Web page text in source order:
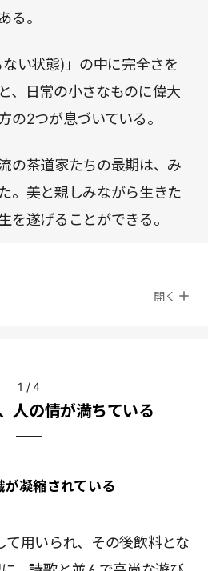
る。
い状態)」の中に完全さを
、日常の小さなものに偉大
の2つが息づいている。
の茶道家たちの最期は、み
。美と親しみながら生きた
を遂げることができる。
開く
1 /4
人の情が満ちている
凝縮されている
て用いられ、その後飲料とな